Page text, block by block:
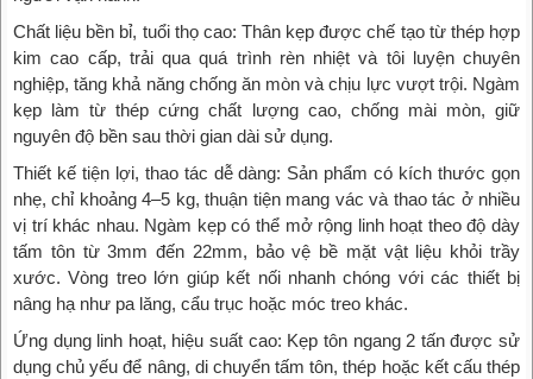
Chất liệu bền bỉ, tuổi thọ cao: Thân kẹp được chế tạo từ thép hợp
kim cao cấp, trải qua quá trình rèn nhiệt và tôi luyện chuyên
nghiệp, tăng khả năng chống ăn mòn và chịu lực vượt trội. Ngàm
kẹp làm từ thép cứng chất lượng cao, chống mài mòn, giữ
nguyên độ bền sau thời gian dài sử dụng.
Thiết kế tiện lợi, thao tác dễ dàng: Sản phẩm có kích thước gọn
nhẹ, chỉ khoảng 4–5 kg, thuận tiện mang vác và thao tác ở nhiều
vị trí khác nhau. Ngàm kẹp có thể mở rộng linh hoạt theo độ dày
tấm tôn từ 3mm đến 22mm, bảo vệ bề mặt vật liệu khỏi trầy
xước. Vòng treo lớn giúp kết nối nhanh chóng với các thiết bị
nâng hạ như pa lăng, cẩu trục hoặc móc treo khác.
Ứng dụng linh hoạt, hiệu suất cao: Kẹp tôn ngang 2 tấn được sử
dụng chủ yếu để nâng, di chuyển tấm tôn, thép hoặc kết cấu thép